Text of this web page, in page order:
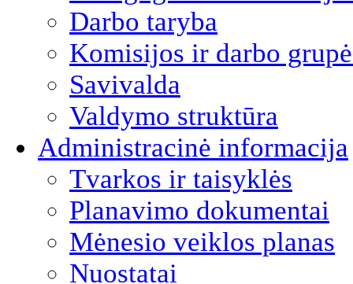
Darbo taryba
Komisijos ir darbo
Savivalda
Valdymo struktūra
Administracinė informacija
Tvarkos ir taisyklės
Planavimo dokumentai
Mėnesio veiklos planas
Nuostatai